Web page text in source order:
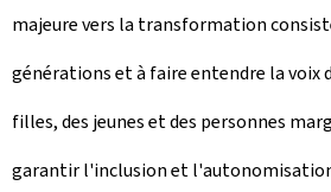
majeure vers la transformation
générations et à faire entendre la voix
filles, des jeunes et des personnes
garantir l'inclusion et